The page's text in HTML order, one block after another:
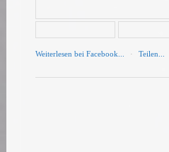
Weiterlesen bei Facebook... · Teilen...